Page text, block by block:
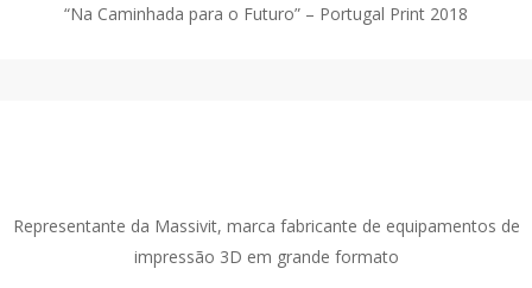
“Na Caminhada para o Futuro” – Portugal Print 2018
Representante da Massivit, marca fabricante de equipamentos de
impressão 3D em grande formato